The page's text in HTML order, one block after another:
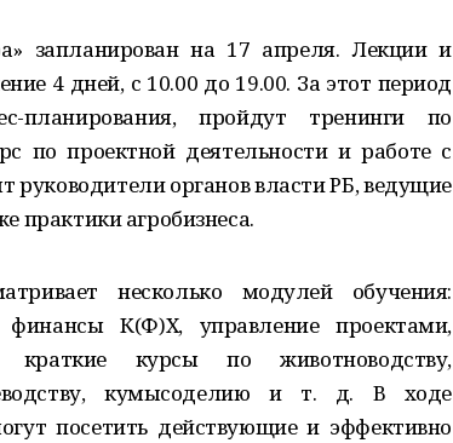
запланирован на 17 апреля. Лекции и
4 дней, с 10.00 до 19.00. За этот период
планирования, пройдут тренинги по
по проектной деятельности и работе с
руководители органов власти РБ, ведущие
практики агробизнеса.
несколько модулей обучения:
К(Ф)Х, управление проектами,
курсы по животноводству,
кумысоделию и т. д. В ходе
посетить действующие и эффективно